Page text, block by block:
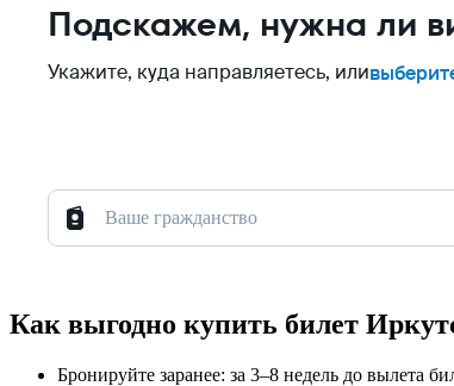
Подскажем, нужна ли
Укажите, куда направляетесь, или
Ваше гражданство
Как выгодно купить билет
Бронируйте заранее: за 3–8 недель до вылета